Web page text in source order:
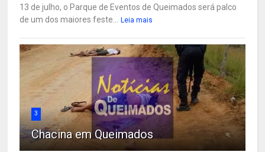
13 de julho, o Parque de Eventos de Queimados será palco
de um dos maiores feste...
Leia mais
3
Chacina em Queimados